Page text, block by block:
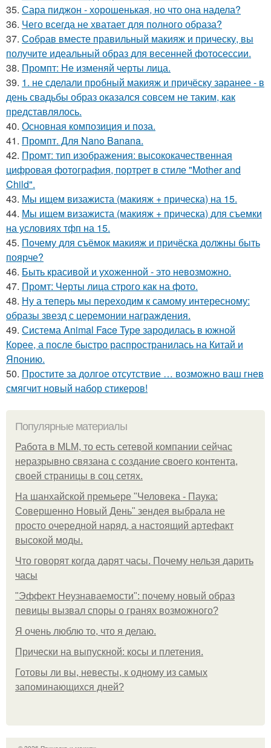
35. Сара пиджон - хорошенькая, но что она надела?
36. Чего всегда не хватает для полного образа?
37. Собрав вместе правильный макияж и прическу, вы
получите идеальный образ для весенней фотосессии.
38. Промпт: Не изменяй черты лица.
39. 1. не сделали пробный макияж и причёску заранее - в
день свадьбы образ оказался совсем не таким, как
представлялось.
40. Основная композиция и поза.
41. Промпт. Для Nano Banana.
42. Промт: тип изображения: высококачественная
цифровая фотография, портрет в стиле "Mother and
Child".
43. Мы ищем визажиста (макияж + прическа) на 15.
44. Мы ищем визажиста (макияж + прическа) для съемки
на условиях тфп на 15.
45. Почему для съёмок макияж и причёска должны быть
поярче?
46. Быть красивой и ухоженной - это невозможно.
47. Промт: Черты лица строго как на фото.
48. Ну а теперь мы переходим к самому интересному:
образы звезд с церемонии награждения.
49. Система Animal Face Type зародилась в южной
Корее, а после быстро распространилась на Китай и
Японию.
50. Простите за долгое отсутствие … возможно ваш гнев
смягчит новый набор стикеров!
Популярные материалы
Работа в MLM, то есть сетевой компании сейчас
неразрывно связана с создание своего контента,
своей страницы в соц сетях.
На шанхайской премьере "Человека - Паука:
Совершенно Новый День" зендея выбрала не
просто очередной наряд, а настоящий артефакт
высокой моды.
Что говорят когда дарят часы. Почему нельзя дарить
часы
"Эффект Неузнаваемости": почему новый образ
певицы вызвал споры о гранях возможного?
Я очень люблю то, что я делаю.
Прически на выпускной: косы и плетения.
Готовы ли вы, невесты, к одному из самых
запоминающихся дней?